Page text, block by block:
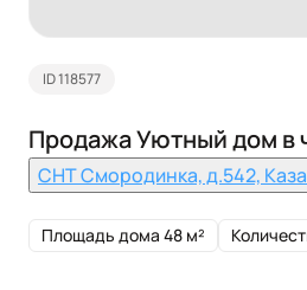
ID 118577
Продажа Уютный дом в
СНТ Смородинка, д.542,
Площадь дома 48 м²